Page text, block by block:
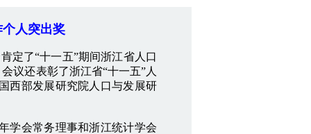
人突出奖
了“十一五”期间浙江省人口
议还表彰了浙江省“十一五”人
西部发展研究院人口与发展研
学会常务理事和浙江统计学会